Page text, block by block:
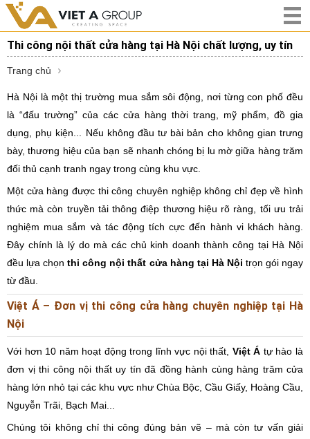
Thi công nội thất cửa hàng tại Hà Nội chất lượng, uy tín
Trang chủ
Hà Nội là một thị trường mua sắm sôi động, nơi từng con phố đều
là “đấu trường” của các cửa hàng thời trang, mỹ phẩm, đồ gia
dụng, phụ kiện... Nếu không đầu tư bài bản cho không gian trưng
bày, thương hiệu của bạn sẽ nhanh chóng bị lu mờ giữa hàng trăm
đối thủ cạnh tranh ngay trong cùng khu vực.
Một cửa hàng được thi công chuyên nghiệp không chỉ đẹp về hình
thức mà còn truyền tải thông điệp thương hiệu rõ ràng, tối ưu trải
nghiệm mua sắm và tác động tích cực đến hành vi khách hàng.
Đây chính là lý do mà các chủ kinh doanh thành công tại Hà Nội
đều lựa chọnthi công nội thất cửa hàng tại Hà Nội trọn gói ngay
từ đầu.
Việt Á – Đơn vị thi công cửa hàng chuyên nghiệp tại Hà
Nội
Với hơn 10 năm hoạt động trong lĩnh vực nội thất, Việt Á tự hào là
đơn vị thi công nội thất uy tín đã đồng hành cùng hàng trăm cửa
hàng lớn nhỏ tại các khu vực như Chùa Bộc, Cầu Giấy, Hoàng Cầu,
Nguyễn Trãi, Bạch Mai...
Chúng tôi không chỉ thi công đúng bản vẽ – mà còn tư vấn giải